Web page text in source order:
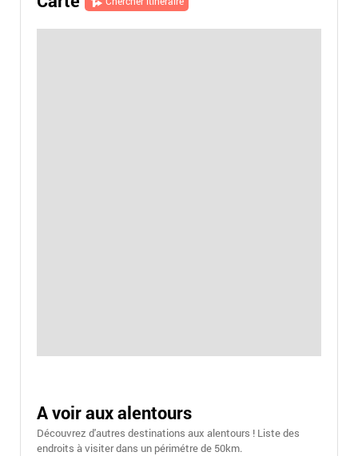
A voir aux alentours
Découvrez d'autres destinations aux alentours ! Liste des
endroits à visiter dans un périmétre de 50km.